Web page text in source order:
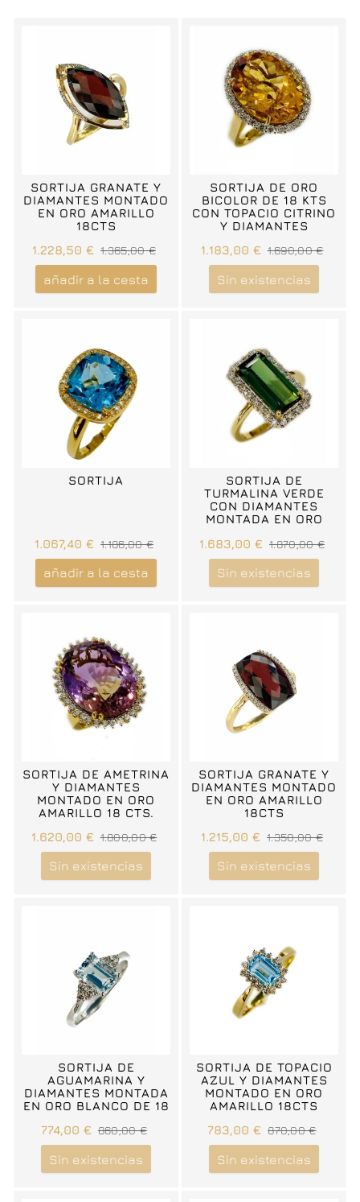
SORTIJA GRANATE Y
DIAMANTES MONTADO
EN ORO AMARILLO
18CTS
1.228,50 € 1.365,00 €
añadir a la cesta
SORTIJA DE ORO
BICOLOR DE 18 KTS
CON TOPACIO CITRINO
Y DIAMANTES
1.183,00 € 1.690,00 €
Sin existencias
SORTIJA
1.067,40 € 1.186,00 €
añadir a la cesta
SORTIJA DE
TURMALINA VERDE
CON DIAMANTES
MONTADA EN ORO
1.683,00 € 1.870,00 €
Sin existencias
SORTIJA DE AMETRINA
Y DIAMANTES
MONTADO EN ORO
AMARILLO 18 CTS.
1.620,00 € 1.800,00 €
Sin existencias
SORTIJA GRANATE Y
DIAMANTES MONTADO
EN ORO AMARILLO
18CTS
1.215,00 € 1.350,00 €
Sin existencias
SORTIJA DE
AGUAMARINA Y
DIAMANTES MONTADA
EN ORO BLANCO DE 18
774,00 € 860,00 €
Sin existencias
SORTIJA DE TOPACIO
AZUL Y DIAMANTES
MONTADO EN ORO
AMARILLO 18CTS
783,00 € 870,00 €
Sin existencias